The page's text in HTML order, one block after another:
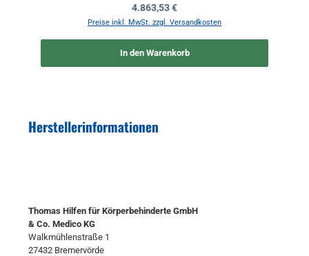
Regulärer Preis:
4.863,53 €
Preise inkl. MwSt. zzgl. Versandkosten
In den Warenkorb
Herstellerinformationen
Thomas Hilfen für Körperbehinderte GmbH
& Co. Medico KG
Walkmühlenstraße 1
27432 Bremervörde